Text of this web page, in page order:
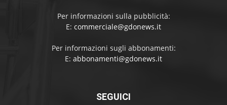
Per informazioni sulla pubblicità:
E: commerciale@gdonews.it
Per informazioni sugli abbonamenti:
E: abbonamenti@gdonews.it
SEGUICI